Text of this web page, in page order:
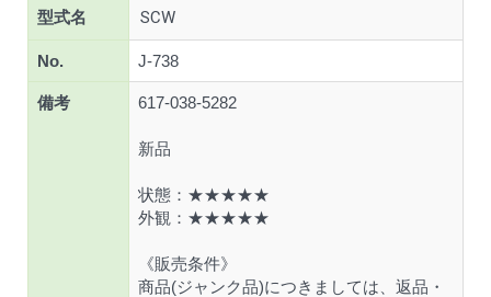
型式名 SCW
No. J-738
備考 617-038-5282
新品
状態：★★★★★
外観：★★★★★
《販売条件》
商品(ジャンク品)につきましては、返品・